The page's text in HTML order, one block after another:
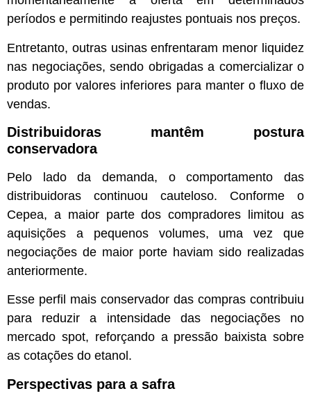
períodos e permitindo reajustes pontuais nos preços.
Entretanto, outras usinas enfrentaram menor liquidez
nas negociações, sendo obrigadas a comercializar o
produto por valores inferiores para manter o fluxo de
vendas.
Distribuidoras mantêm postura
conservadora
Pelo lado da demanda, o comportamento das
distribuidoras continuou cauteloso. Conforme o
Cepea, a maior parte dos compradores limitou as
aquisições a pequenos volumes, uma vez que
negociações de maior porte haviam sido realizadas
anteriormente.
Esse perfil mais conservador das compras contribuiu
para reduzir a intensidade das negociações no
mercado spot, reforçando a pressão baixista sobre
as cotações do etanol.
Perspectivas para a safra